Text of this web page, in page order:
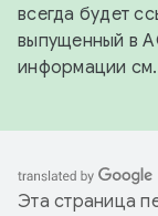
всегда будет
выпущенный в
информации см.
Эта страница